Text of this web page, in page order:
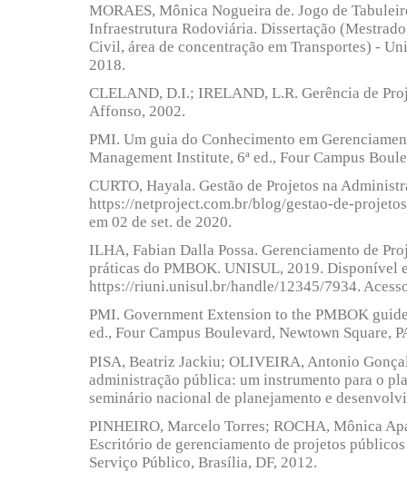
MORAES, Mônica Nogueira de. Jogo de
Infraestrutura Rodoviária. Dissertação
Civil, área de concentração em Transportes) -
2018.
CLELAND, D.I.; IRELAND, L.R. Gerência de
Affonso, 2002.
PMI. Um guia do Conhecimento em
Management Institute, 6ª ed., Four Campus
CURTO, Hayala. Gestão de Projetos na
https://netproject.com.br/blog/gestao-de-
em 02 de set. de 2020.
ILHA, Fabian Dalla Possa. Gerenciamento de
práticas do PMBOK. UNISUL, 2019. Disponível
https://riuni.unisul.br/handle/12345/7934.
PMI. Government Extension to the PMBOK
ed., Four Campus Boulevard, Newtown Square,
PISA, Beatriz Jackiu; OLIVEIRA, Antonio
administração pública: um instrumento para o
seminário nacional de planejamento e
PINHEIRO, Marcelo Torres; ROCHA, Mônica
Escritório de gerenciamento de projetos
Serviço Público, Brasília, DF, 2012.